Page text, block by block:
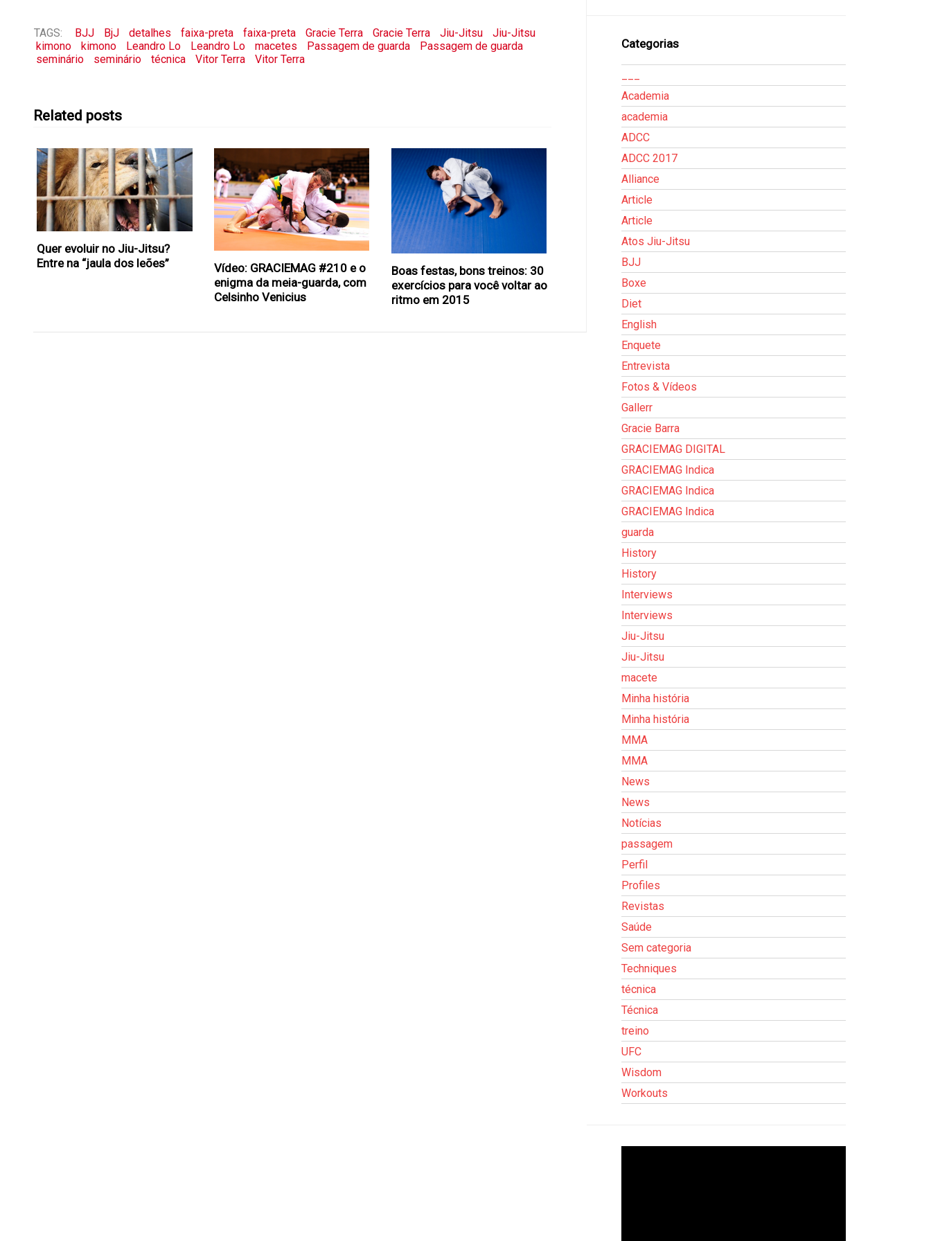
TAGS: BJJ BjJ detalhes faixa-preta faixa-preta Gracie Terra Gracie Terra Jiu-Jitsu
Jiu-Jitsu
kimono
kimono Leandro Lo Leandro Lo macetes Passagem de guarda
Passagem de guarda
seminário
seminário técnica Vitor Terra Vitor Terra
Related posts
Quer evoluir no Jiu-Jitsu?
Entre na “jaula dos leões”
Vídeo: GRACIEMAG #210 e o
enigma da meia-guarda, com
Celsinho Venicius
Boas festas, bons treinos: 30
exercícios para você voltar ao
ritmo em 2015
Categorias
Academia
academia
ADCC
ADCC 2017
Alliance
Article
Article
Atos Jiu-Jitsu
BJJ
Boxe
Diet
English
Enquete
Entrevista
Fotos & Vídeos
Gallerr
Gracie Barra
GRACIEMAG DIGITAL
GRACIEMAG Indica
GRACIEMAG Indica
GRACIEMAG Indica
guarda
History
History
Interviews
Interviews
Jiu-Jitsu
Jiu-Jitsu
macete
Minha história
Minha história
MMA
MMA
News
News
Notícias
passagem
Perfil
Profiles
Revistas
Saúde
Sem categoria
Techniques
técnica
Técnica
treino
UFC
Wisdom
Workouts